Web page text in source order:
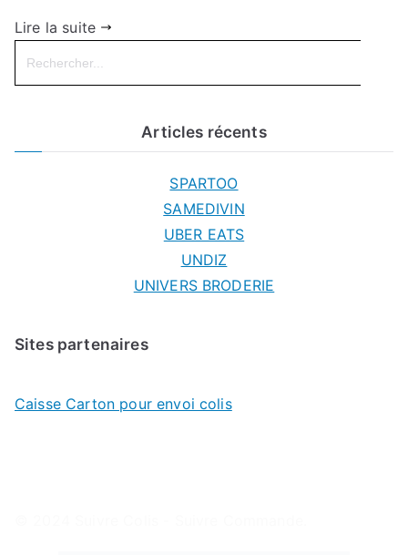
Lire la suite
Search
for:
Articles récents
SPARTOO
SAMEDIVIN
UBER EATS
UNDIZ
UNIVERS BRODERIE
Sites partenaires
Caisse Carton pour envoi colis